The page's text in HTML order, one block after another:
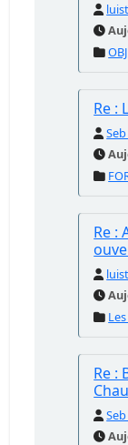
Re :
Re :
Re :